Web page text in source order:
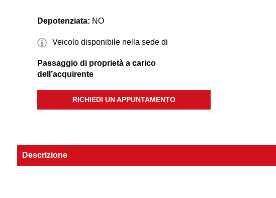
Depotenziata: NO
Veicolo disponibile nella sede di
Passaggio di proprietà a carico
dell’acquirente
RICHIEDI UN APPUNTAMENTO
Descrizione